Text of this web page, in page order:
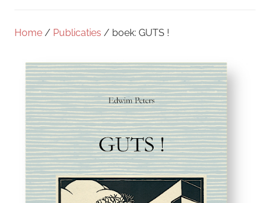
Home / Publicaties / boek: GUTS !